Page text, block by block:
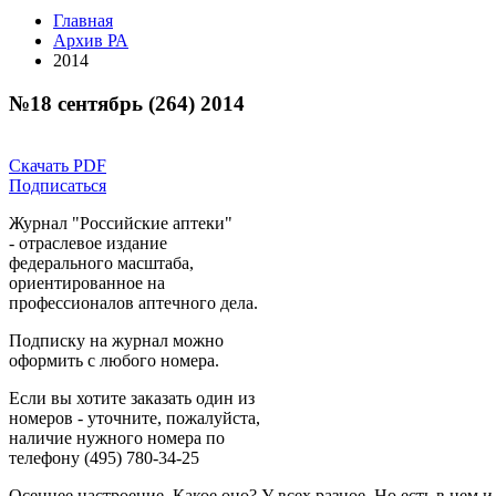
Главная
Архив РА
2014
№18 сентябрь (264) 2014
Скачать PDF
Подписаться
Журнал "Российские аптеки"
- отраслевое издание
федерального масштаба,
ориентированное на
профессионалов аптечного дела.
Подписку на журнал можно
оформить с любого номера.
Если вы хотите заказать один из
номеров - уточните, пожалуйста,
наличие нужного номера по
телефону (495) 780-34-25